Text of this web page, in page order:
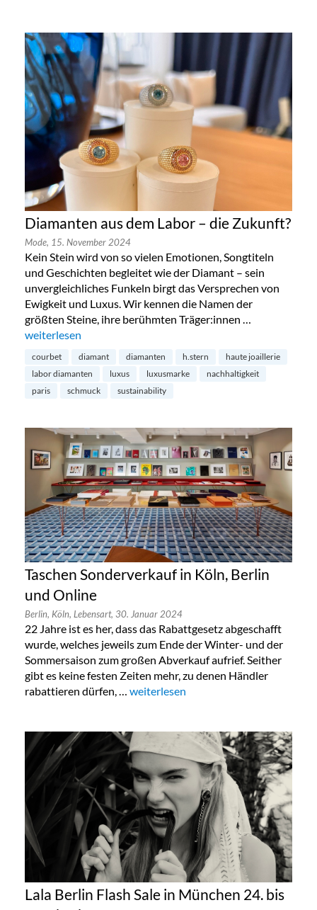
Diamanten aus dem Labor – die Zukunft?
Mode, 15. November 2024
Kein Stein wird von so vielen Emotionen, Songtiteln
und Geschichten begleitet wie der Diamant – sein
unvergleichliches Funkeln birgt das Versprechen von
Ewigkeit und Luxus. Wir kennen die Namen der
größten Steine, ihre berühmten Träger:innen …
„Diamanten aus dem Labor – die Zukunft?“
weiterlesen
courbet diamant diamanten h.stern
haute joaillerie
labor diamanten
luxus luxusmarke
nachhaltigkeit
paris
schmuck sustainability
Taschen Sonderverkauf in Köln, Berlin
und Online
Berlin, Köln, Lebensart, 30. Januar 2024
22 Jahre ist es her, dass das Rabattgesetz abgeschafft
wurde, welches jeweils zum Ende der Winter- und der
Sommersaison zum großen Abverkauf aufrief. Seither
gibt es keine festen Zeiten mehr, zu denen Händler
rabattieren dürfen, … „Taschen Sonderverkauf in Köln,
weiterlesen
Lala Berlin Flash Sale in München 24. bis